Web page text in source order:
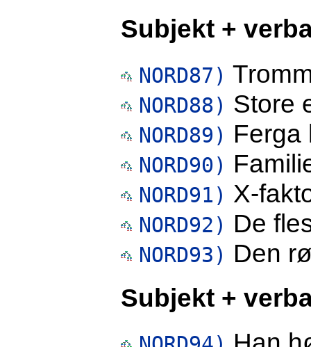
Subjekt +
NORD87)
NORD88) Store
NORD89) Ferga
NORD90)
NORD91) X-
NORD92) De
NORD93) Den
Subjekt +